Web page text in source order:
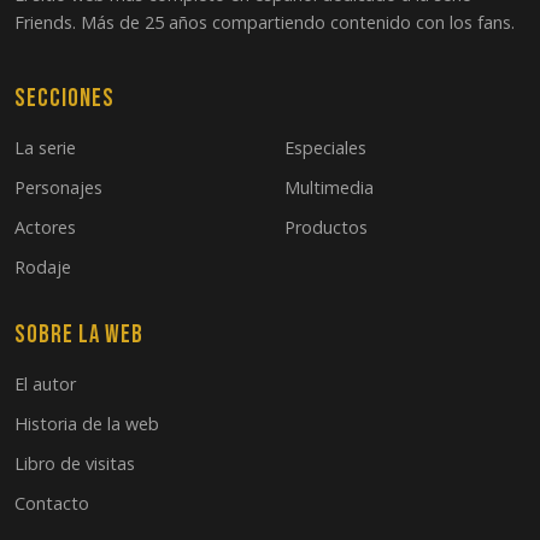
Friends. Más de 25 años compartiendo contenido con los fans.
Secciones
La serie
Personajes
Actores
Rodaje
Especiales
Multimedia
Productos
Sobre la web
El autor
Historia de la web
Libro de visitas
Contacto